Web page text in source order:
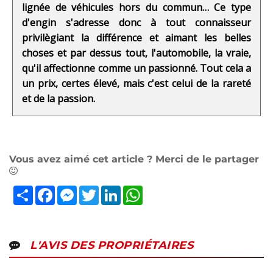
lignée de véhicules hors du commun… Ce type
d'engin s'adresse donc à tout connaisseur
privilègiant la différence et aimant les belles
choses et par dessus tout, l'automobile, la vraie,
qu'il affectionne comme un passionné. Tout cela a
un prix, certes élevé, mais c'est celui de la rareté
et de la passion.
Vous avez aimé cet article ? Merci de le partager
PartagerFacebookMessenger
TwitterLinkedIn
L'AVIS DES PROPRIÉTAIRES